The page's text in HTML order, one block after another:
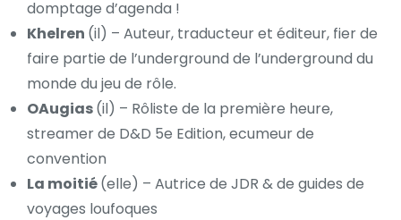
domptage d’agenda !
Khelren (il) – Auteur, traducteur et éditeur, fier de
faire partie de l’underground de l’underground du
monde du jeu de rôle.
OAugias(il) – Rôliste de la première heure,
streamer de D&D 5e Edition,ecumeur de
convention
La moitié(elle) – Autrice de JDR & de guides de
voyages loufoques